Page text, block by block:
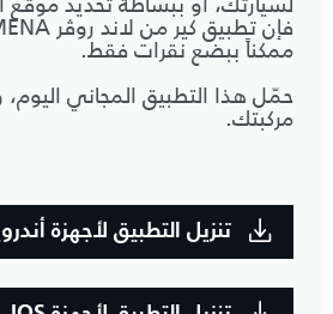
ممكناً ببضع نقرات فقط.
حمّل هذا التطبيق المجاني اليوم،
مركبتك.
تنزيل التطبيق لأجهزة